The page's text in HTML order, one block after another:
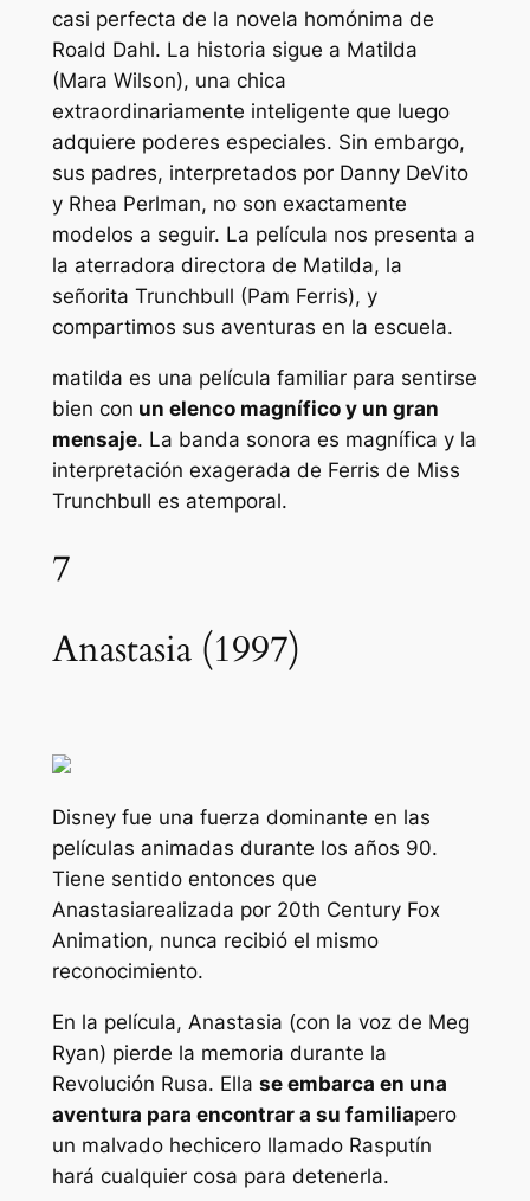
casi perfecta de la novela homónima de
Roald Dahl. La historia sigue a Matilda
(Mara Wilson), una chica
extraordinariamente inteligente que luego
adquiere poderes especiales. Sin embargo,
sus padres, interpretados por Danny DeVito
y Rhea Perlman, no son exactamente
modelos a seguir. La película nos presenta a
la aterradora directora de Matilda, la
señorita Trunchbull (Pam Ferris), y
compartimos sus aventuras en la escuela.
matilda es una película familiar para sentirse
bien con un elenco magnífico y un gran
mensaje. La banda sonora es magnífica y la
interpretación exagerada de Ferris de Miss
Trunchbull es atemporal.
7
Anastasia (1997)
Disney fue una fuerza dominante en las
películas animadas durante los años 90.
Tiene sentido entonces que
Anastasiarealizada por 20th Century Fox
Animation, nunca recibió el mismo
reconocimiento.
En la película, Anastasia (con la voz de Meg
Ryan) pierde la memoria durante la
Revolución Rusa. Ella se embarca en una
aventura para encontrar a su familiapero
un malvado hechicero llamado Rasputín
hará cualquier cosa para detenerla.